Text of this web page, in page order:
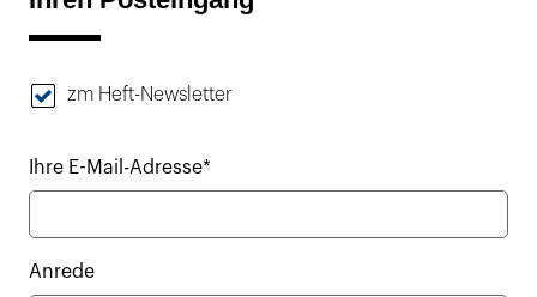
zm Heft-Newsletter
Ihre E-Mail-Adresse*
Anrede